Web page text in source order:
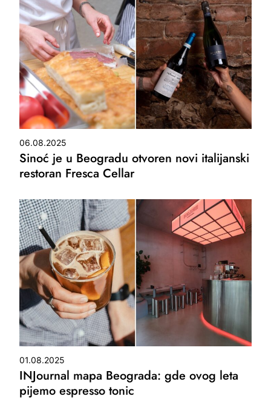
06.08.2025
Sinoć je u Beogradu otvoren novi italijanski
restoran Fresca Cellar
01.08.2025
INJournal mapa Beograda: gde ovog leta
pijemo espresso tonic